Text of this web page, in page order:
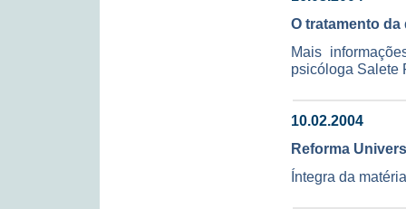
O tratamento
Mais
psicóloga Salete
10.02.2004
Reforma
Íntegra da